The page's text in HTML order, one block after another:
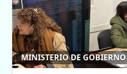
MINISTERIO DE GOBIERNO